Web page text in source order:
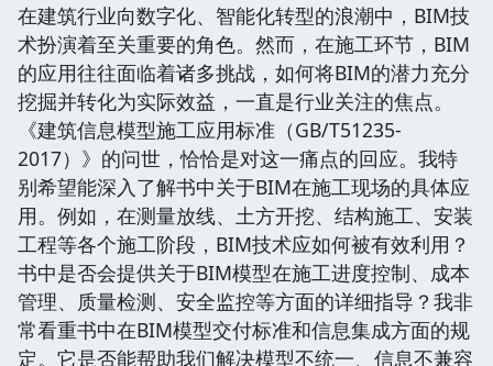
在建筑行业向数字化、智能化转型的浪潮中，BIM技
术扮演着至关重要的角色。然而，在施工环节，BIM
的应用往往面临着诸多挑战，如何将BIM的潜力充分
挖掘并转化为实际效益，一直是行业关注的焦点。
《建筑信息模型施工应用标准（GB/T51235-
2017）》的问世，恰恰是对这一痛点的回应。我特
别希望能深入了解书中关于BIM在施工现场的具体应
用。例如，在测量放线、土方开挖、结构施工、安装
工程等各个施工阶段，BIM技术应如何被有效利用？
书中是否会提供关于BIM模型在施工进度控制、成本
管理、质量检测、安全监控等方面的详细指导？我非
常看重书中在BIM模型交付标准和信息集成方面的规
定。它是否能帮助我们解决模型不统一、信息不兼容